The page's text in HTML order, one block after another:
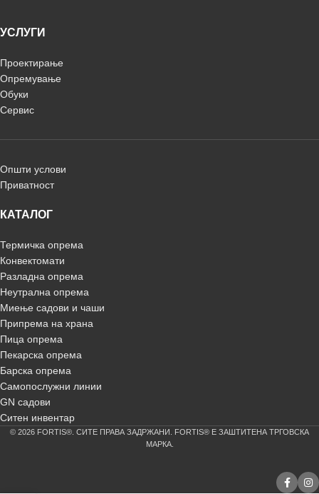
УСЛУГИ
Проектирање
Опремување
Обуки
Сервис
Општи услови
Приватност
КАТАЛОГ
Термичка опрема
Конвектомати
Разладна опрема
Неутрална опрема
Миење садови и чаши
Припрема на храна
Пица опрема
Пекарска опрема
Барска опрема
Самопослужни линии
GN садови
Ситен инвентар
© 2026 FORTIS®. СИТЕ ПРАВА ЗАДРЖАНИ. FORTIS® Е ЗАШТИТЕНА ТРГОВСКА
МАРКА.